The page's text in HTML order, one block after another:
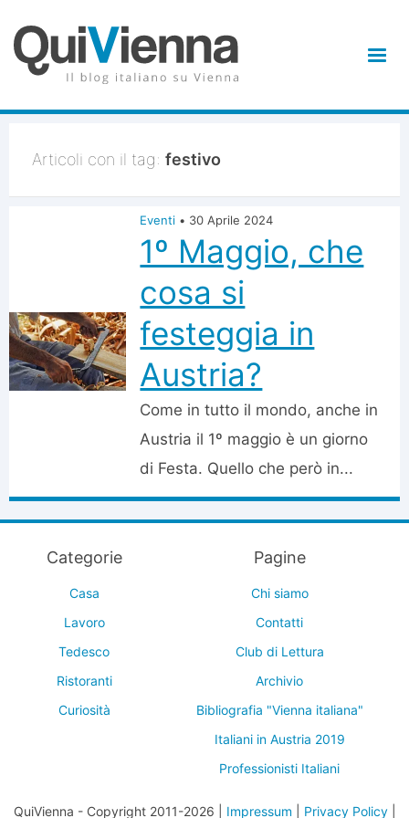
Articoli con il tag: festivo
Eventi • 30 Aprile 2024
1º Maggio, che
cosa si
festeggia in
Austria?
Come in tutto il mondo, anche in
Austria il 1º maggio è un giorno
di Festa. Quello che però in...
Categorie
Casa
Lavoro
Tedesco
Ristoranti
Curiosità
Pagine
Chi siamo
Contatti
Club di Lettura
Archivio
Bibliografia "Vienna italiana"
Italiani in Austria 2019
Professionisti Italiani
QuiVienna - Copyright 2011-2026 | Impressum Privacy Policy|